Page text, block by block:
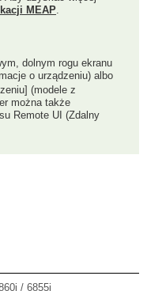
MEAP.
dolnym rogu ekranu
o urządzeniu) albo
(modele z
można także
Remote UI (Zdalny
/ 6855i